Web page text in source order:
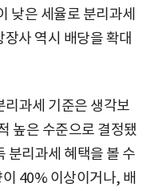
낮은 세율로 분리과세
사 역시 배당을 확대
과세 기준은 생각보
높은 수준으로 결정됐
분리과세 혜택을 볼 수
40% 이상이거나, 배